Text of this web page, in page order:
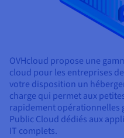
OVHcloud propose une
cloud pour les entreprises
votre disposition un
charge qui permet aux
rapidement opérationnelles
Public Cloud dédiés aux
IT complets.